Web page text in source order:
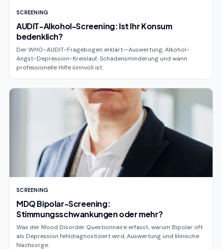
SCREENING
AUDIT-Alkohol-Screening: Ist Ihr Konsum
bedenklich?
Der WHO-AUDIT-Fragebogen erklärt—Auswertung, Alkohol-
Angst-Depression-Kreislauf, Schadensminderung und wann
professionelle Hilfe sinnvoll ist.
SCREENING
MDQ Bipolar-Screening:
Stimmungsschwankungen oder mehr?
Was der Mood Disorder Questionnaire erfasst, warum Bipolar oft
als Depression fehldiagnostiziert wird, Auswertung und klinische
Nachsorge.